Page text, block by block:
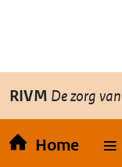
Overslaan en naar de
RIVM De zorg
Home